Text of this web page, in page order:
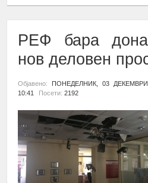
РЕФ бара
нов деловен
Објавено: ПОНЕДЕЛНИК, 03 ДЕКЕМВРИ
10:41
Посети: 2192